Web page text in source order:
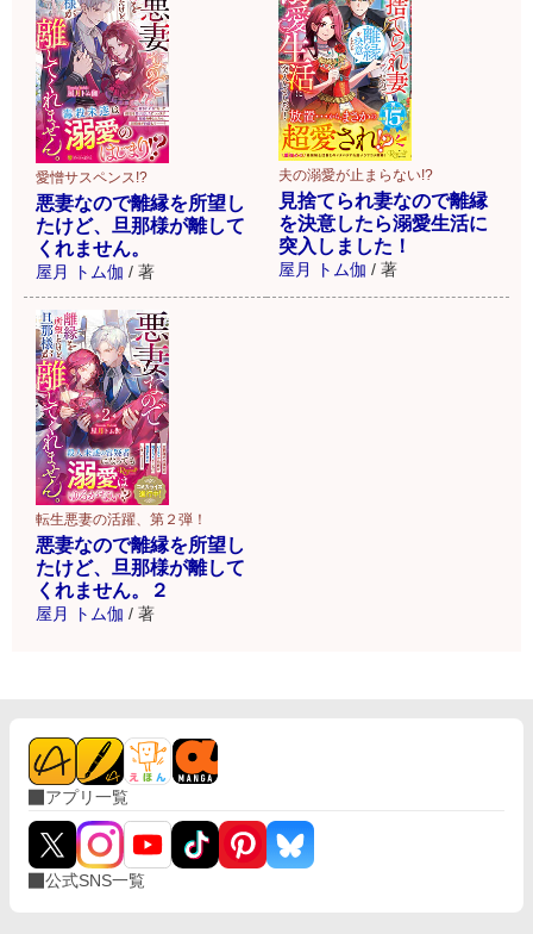
愛憎サスペンス!?
悪妻なので離縁を所望し
たけど、旦那様が離して
くれません。
屋月 トム伽 / 著
夫の溺愛が止まらない!?
見捨てられ妻なので離縁
を決意したら溺愛生活に
突入しました！
屋月 トム伽 / 著
転生悪妻の活躍、第２弾！
悪妻なので離縁を所望し
たけど、旦那様が離して
くれません。２
屋月 トム伽 / 著
アプリ一覧
公式SNS一覧